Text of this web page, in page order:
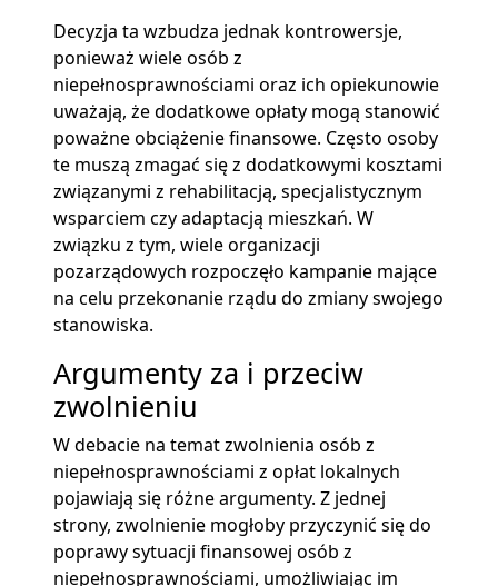
Decyzja ta wzbudza jednak kontrowersje,
ponieważ wiele osób z
niepełnosprawnościami oraz ich opiekunowie
uważają, że dodatkowe opłaty mogą stanowić
poważne obciążenie finansowe. Często osoby
te muszą zmagać się z dodatkowymi kosztami
związanymi z rehabilitacją, specjalistycznym
wsparciem czy adaptacją mieszkań. W
związku z tym, wiele organizacji
pozarządowych rozpoczęło kampanie mające
na celu przekonanie rządu do zmiany swojego
stanowiska.
Argumenty za i przeciw
zwolnieniu
W debacie na temat zwolnienia osób z
niepełnosprawnościami z opłat lokalnych
pojawiają się różne argumenty. Z jednej
strony, zwolnienie mogłoby przyczynić się do
poprawy sytuacji finansowej osób z
niepełnosprawnościami, umożliwiając im